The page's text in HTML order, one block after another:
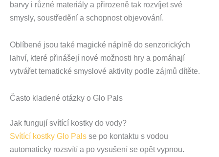
barvy i různé materiály a přirozeně tak rozvíjet své
smysly, soustředění a schopnost objevování.
Oblíbené jsou také magické náplně do senzorických
lahví, které přinášejí nové možnosti hry a pomáhají
vytvářet tematické smyslové aktivity podle zájmů dítěte.
Často kladené otázky o Glo Pals
Jak fungují svítící kostky do vody?
Svítící kostky Glo Pals se po kontaktu s vodou
automaticky rozsvítí a po vysušení se opět vypnou.